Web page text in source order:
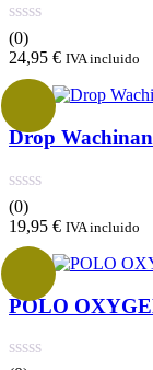
(0)
24,95 € IVA incluido
Drop
(0)
19,95 € IVA incluido
POLO